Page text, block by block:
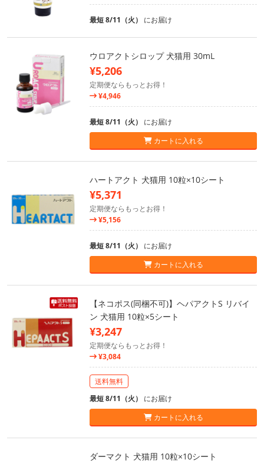
最短 8/11（火） にお届け
ウロアクトシロップ 犬猫用 30mL
¥5,206
定期便ならもっとお得！
¥4,946
最短 8/11（火） にお届け
カートに入れる
ハートアクト 犬猫用 10粒×10シート
¥5,371
定期便ならもっとお得！
¥5,156
最短 8/11（火） にお届け
カートに入れる
【ネコポス(同梱不可)】ヘパアクトS リバイ
ン 犬猫用 10粒×5シート
¥3,247
定期便ならもっとお得！
¥3,084
送料無料
最短 8/11（火） にお届け
カートに入れる
ダーマクト 犬猫用 10粒×10シート